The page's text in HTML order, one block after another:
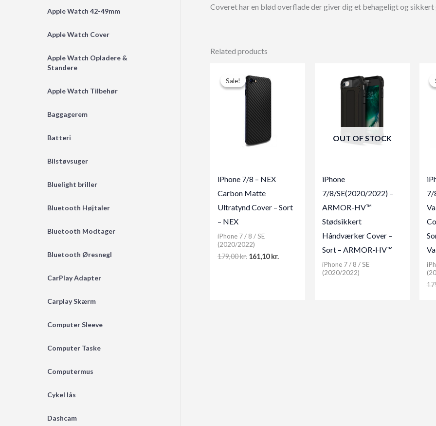
Apple Watch 42-49mm
Apple Watch Cover
Apple Watch Opladere &
Standere
Apple Watch Tilbehør
Baggagerem
Batteri
Bilstøvsuger
Bluelight briller
Bluetooth Højtaler
Bluetooth Modtager
Bluetooth Øresnegl
CarPlay Adapter
Carplay Skærm
Computer Sleeve
Computer Taske
Computermus
Cykel lås
Dashcam
Coveret har en blød overflade der giver dig et behageligt og sikkert
Related products
Sale!
Sale!
iPhone 7/8 – NEX
Carbon Matte
Ultratynd Cover – Sort
– NEX
iPhone 7 / 8 / SE
(2020/2022)
179,00kr. Original
161,10kr.
OUT OF STOCK
iPhone
7/8/SE(2020/2022) –
ARMOR-HV™
Stødsikkert
Håndværker Cover –
Sort – ARMOR-HV™
iPhone 7 / 8 / SE
(2020/2022)
7/